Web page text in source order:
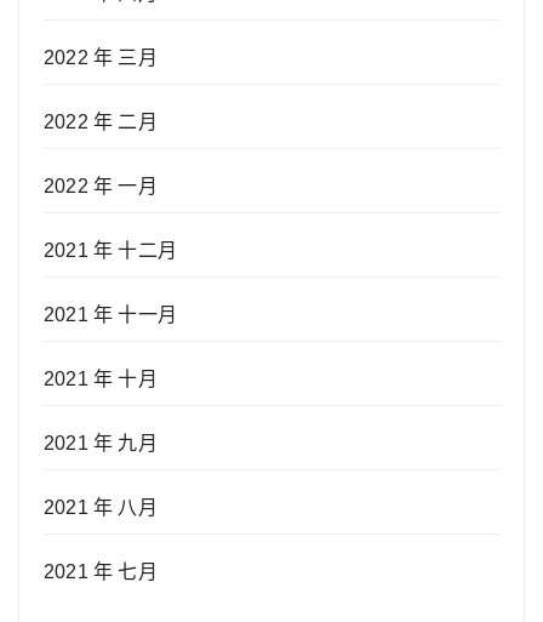
2022 年 三月
2022 年 二月
2022 年 一月
2021 年 十二月
2021 年 十一月
2021 年 十月
2021 年 九月
2021 年 八月
2021 年 七月